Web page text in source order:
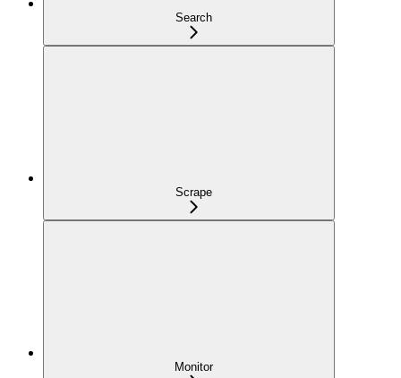
Search
Scrape
Monitor